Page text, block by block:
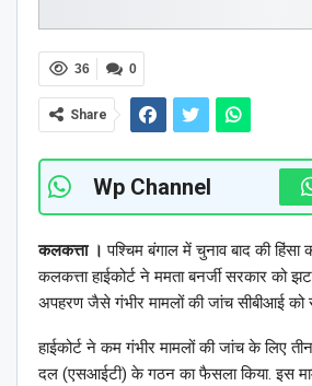
0
36
Share
Wp Channel
कलकत्ता । पश्चिम बंगाल में चुनाव बाद की
कलकत्ता हाईकोर्ट ने ममता बनर्जी सरकार को
अपहरण जैसे गंभीर मामलों की जांच सीबीआई को
हाईकोर्ट ने कम गंभीर मामलों की जांच के लिए
दल (एसआईटी) के गठन का फैसला किया. इस